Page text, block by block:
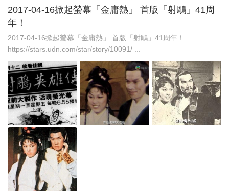
2017-04-16掀起螢幕「金庸熱」 首版「射鵰」41周
年！
2017-04-16掀起螢幕「金庸熱」 首版「射鵰」41周年！
https://stars.udn.com/star/story/10091/ ...